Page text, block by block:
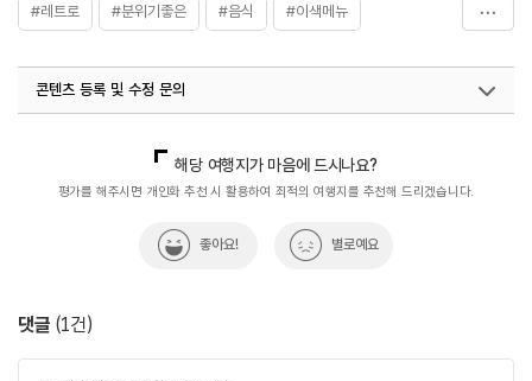
#레트로 #분위기좋은 #음식 #이색메뉴
콘텐츠 등록 및 수정 문의
해당 여행지가 마음에 드시나요?
평가를 해주시면 개인화 추천 시 활용하여 최적의 여행지를 추천해 드리겠습니다.
좋아요! 별로예요
댓글 (1건)